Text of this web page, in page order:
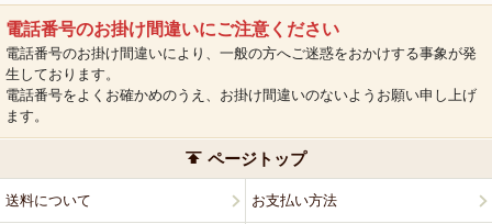
電話番号のお掛け間違いにご注意ください
電話番号のお掛け間違いにより、一般の方へご迷惑をおかけする事象が発
生しております。
電話番号をよくお確かめのうえ、お掛け間違いのないようお願い申し上げ
ます。
ページトップ
送料について お支払い方法